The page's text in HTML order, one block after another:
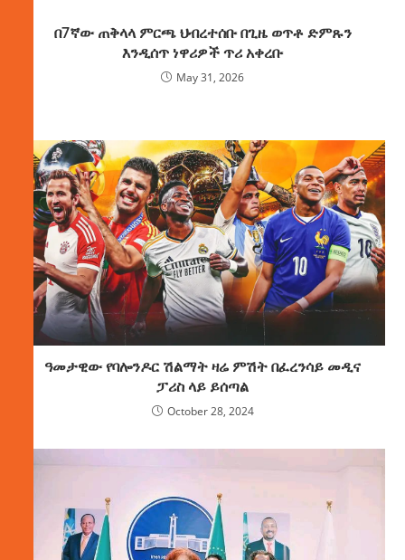
በ7ኛው ጠቅላላ ምርጫ ህብረተሰቡ በጊዜ ወጥቶ ድምጹን
እንዲሰጥ ነዋሪዎች ጥሪ አቀረቡ
May 31, 2026
ዓመታዊው የባሎንዶር ሽልማት ዛሬ ምሽት በፈረንሳይ መዲና
ፓሪስ ላይ ይሰጣል
October 28, 2024